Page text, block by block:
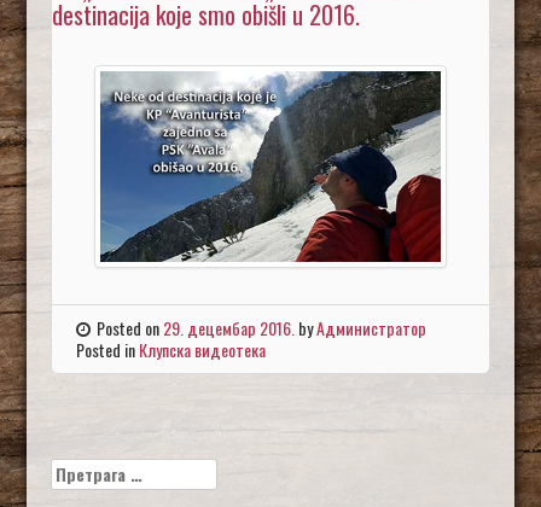
destinacija koje smo obišli u 2016.
Posted on29. децембар 2016. byАдминистратор
Posted inКлупска видеотека
Претрага
за: